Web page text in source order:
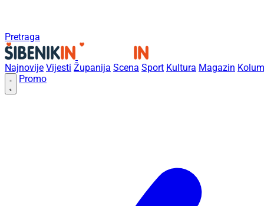
Pretraga
Najnovije Vijesti Županija Scena Sport Kultura Magazin
Promo